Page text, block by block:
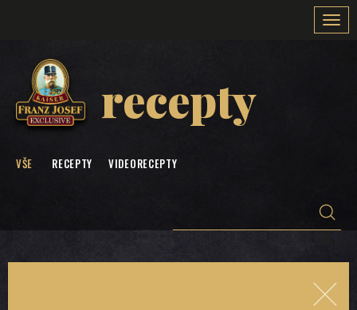
recepty
VŠE RECEPTY VIDEORECEPTY